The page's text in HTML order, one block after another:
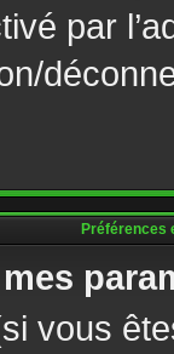
par
Préférences
vous